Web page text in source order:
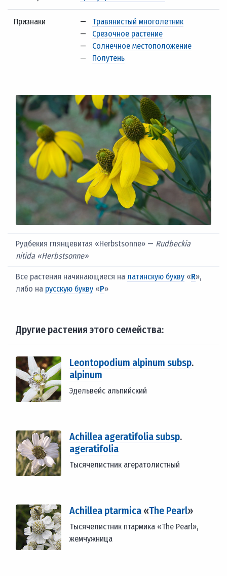
Признаки — Травянистый многолетник
— Срезочное растение
— Солнечное местоположение
— Полутень
Рудбекия глянцевитая «Herbstsonne» — Rudbeckia
nitida «Herbstsonne»
Все растения начинающиеся на латинскую букву «R»,
либо на русскую букву «Р»
Другие растения этого семейства:
Leontopodium alpinum subsp.
alpinum
Эдельвейс альпийский
Achillea ageratifolia subsp.
ageratifolia
Тысячелистник агератолистный
Achillea ptarmica «The Pearl»
Тысячелистник птармика «The Pearl»,
жемчужница